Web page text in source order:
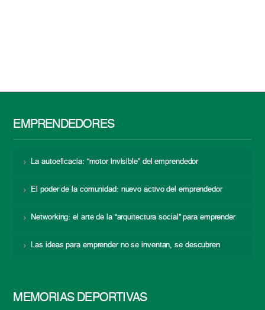
EMPRENDEDORES
La autoeficacia: “motor invisible” del emprendedor
El poder de la comunidad: nuevo activo del emprendedor
Networking: el arte de la “arquitectura social” para emprender
Las ideas para emprender no se inventan, se descubren
MEMORIAS DEPORTIVAS